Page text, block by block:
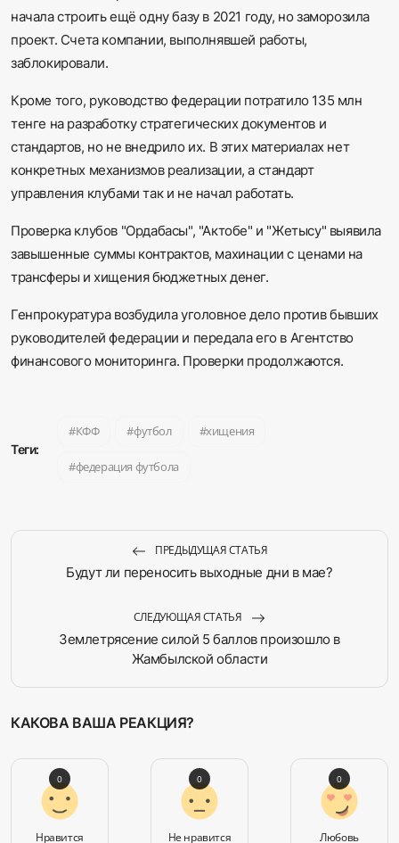
начала строить ещё одну базу в 2021 году, но заморозила
проект. Счета компании, выполнявшей работы,
заблокировали.
Кроме того, руководство федерации потратило 135 млн
тенге на разработку стратегических документов и
стандартов, но не внедрило их. В этих материалах нет
конкретных механизмов реализации, а стандарт
управления клубами так и не начал работать.
Проверка клубов "Ордабасы", "Актобе" и "Жетысу" выявила
завышенные суммы контрактов, махинации с ценами на
трансферы и хищения бюджетных денег.
Генпрокуратура возбудила уголовное дело против бывших
руководителей федерации и передала его в Агентство
финансового мониторинга. Проверки продолжаются.
Теги:
КФФ футбол хищения
федерация футбола
ПРЕДЫДУЩАЯ СТАТЬЯ
Будут ли переносить выходные дни в мае?
СЛЕДУЮЩАЯ СТАТЬЯ
Землетрясение силой 5 баллов произошло в
Жамбылской области
КАКОВА ВАША РЕАКЦИЯ?
Нравится
0
Не нравится
0
Любовь
0